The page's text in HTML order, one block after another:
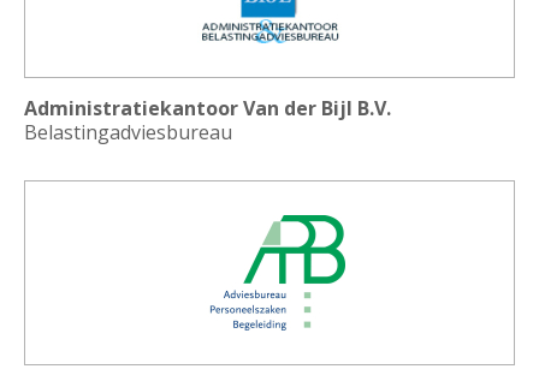
Administratiekantoor Van der Bijl B.V.
Belastingadviesbureau